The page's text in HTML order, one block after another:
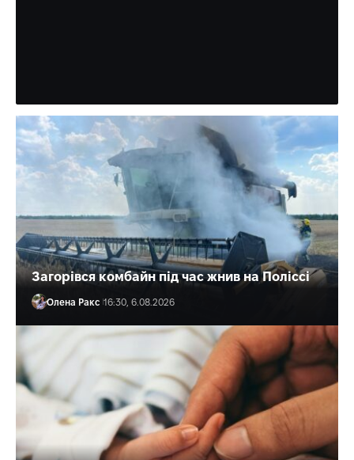
Загорівся комбайн під час жнив на Поліссі
Олена Ракс 16:30, 6.08.2026